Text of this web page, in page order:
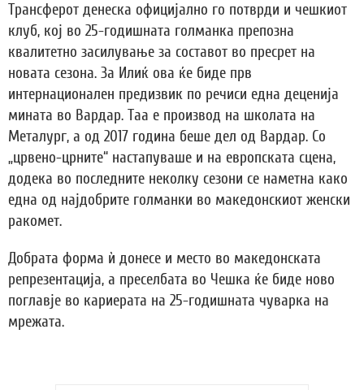
Трансферот денеска официјално го потврди и чешкиот
клуб, кој во 25-годишната голманка препозна
квалитетно засилување за составот во пресрет на
новата сезона. За Илиќ ова ќе биде прв
интернационален предизвик по речиси една деценија
мината во Вардар. Таа е производ на школата на
Металург, а од 2017 година беше дел од Вардар. Со
„црвено-црните“ настапуваше и на европската сцена,
додека во последните неколку сезони се наметна како
една од најдобрите голманки во македонскиот женски
ракомет.
Добрата форма ѝ донесе и место во македонската
репрезентација, а преселбата во Чешка ќе биде ново
поглавје во кариерата на 25-годишната чуварка на
мрежата.